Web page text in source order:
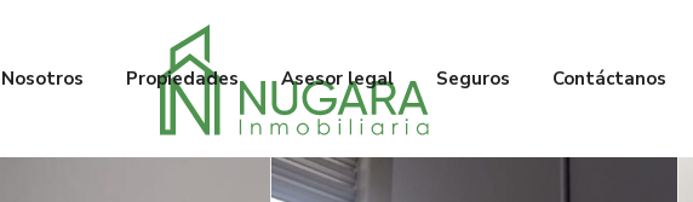
Nosotros Propiedades Asesor legal Seguros Contáctanos